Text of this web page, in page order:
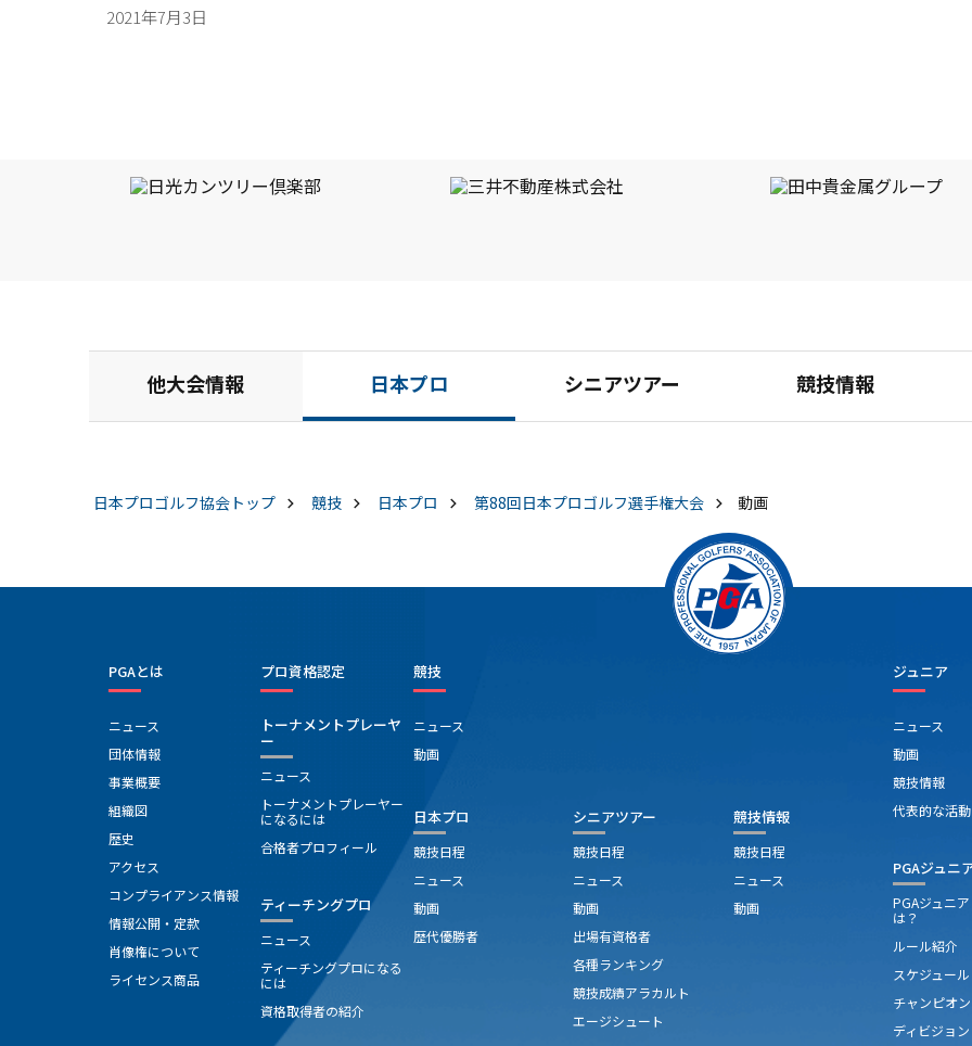
2021年7月3日
他大会情報 日本プロ シニアツアー 競技情報
日本プロゴルフ協会 トップ 競技 日本プロ 第88回日本プロゴルフ選手権大会 動画
PGAとは
ニュース
団体情報
事業概要
組織図
歴史
アクセス
コンプライアンス情報
情報公開・定款
肖像権について
ライセンス商品
プロ資格認定
トーナメントプレーヤ
ー
ニュース
トーナメントプレーヤー
になるには
合格者プロフィール
ティーチングプロ
ニュース
ティーチングプロになる
には
資格取得者の紹介
競技
ニュース
動画
日本プロ
競技日程
ニュース
動画
歴代優勝者
シニアツアー
競技日程
ニュース
動画
出場有資格者
各種ランキング
競技成績アラカルト
エージシュート
競技情報
競技日程
ニュース
動画
ジュニア
ニュース
動画
競技情報
代表的な活
PGAジュニ
PGAジュニ
は？
ルール紹介
スケジュール
チャンピオ
ディビジョン